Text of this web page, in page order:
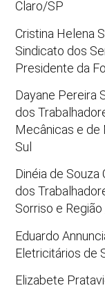
Claro/SP
Cristina
Sindicato dos
Presidente da
Dayane Pereira
dos
Mecânicas e de
Sul
Dinéia de
dos
Sorriso e
Eduardo
Eletricitários de
Elizabete